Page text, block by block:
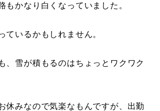
もかなり白くなっていました。
ているかもしれません。
、雪が積もるのはちょっとワクワク
休みなので気楽なもんですが、出勤